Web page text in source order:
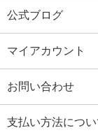
公式ブログ
マイアカウント
お問い合わせ
支払い方法につい